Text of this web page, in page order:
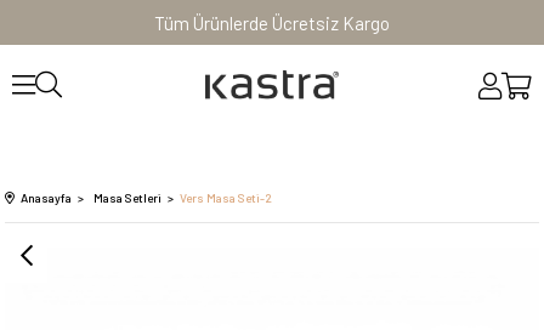
Tüm Ürünlerde Ücretsiz Kargo
Anasayfa Masa Setleri Vers Masa Seti-2